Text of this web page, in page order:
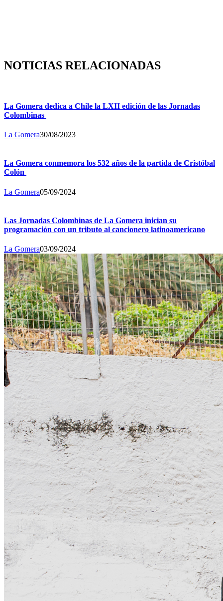
NOTICIAS RELACIONADAS
La Gomera dedica a Chile la LXII edición de las Jornadas
Colombinas
La Gomera30/08/2023
La Gomera conmemora los 532 años de la partida de Cristóbal
Colón
La Gomera05/09/2024
Las Jornadas Colombinas de La Gomera inician su
programación con un tributo al cancionero latinoamericano
La Gomera03/09/2024